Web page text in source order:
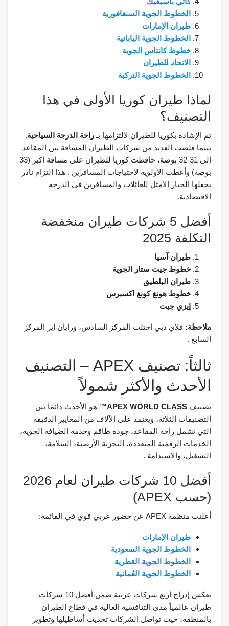
الخطوط الجوية السنغافورية
طيران الإمارات
الخطوط الجوية اليابانية
خطوط كانتاس الجوية
الاتحاد للطيران
الخطوط الجوية التركية
لماذا طيران كوريا الأولى في هذا
التصنيف؟
تم الإشادة بكوريا للطيران لالتزامها بـ راحة الدرجة السياحية.
بينما قلصت العديد من شركات الطيران المسافة بين المقاعد
إلى 31-32 بوصة، حافظت كوريا للطيران على مسافة أكبر (33
بوصة) وأعطت الأولوية لاحتياجات المسافرين . هذا التزام نادر
يجعلها الخيار الأمثل للعائلات والمسافرين في الدرجة
الاقتصادية.
أفضل 5 شركات طيران منخفضة
التكلفة 2025
طيران آسيا
خطوط جيت ستار الجوية
طيران البلطيق
خطوط هونغ كونغ اكسبرس
إيزي جيت
ملاحظة: فلاي دبي احتلت المركز السادس، ورايان إير المركز
السابع .
ثالثاً: تصنيف APEX – التصنيف
الأحدث والأكثر شمولاً
تصنيف APEX WORLD CLASS™
هو الأحدث دائمًا بين
التصنيفات الثلاثة، ويعتمد على الآلاف من المعايير الدقيقة
التي تشمل راحة المقاعد، جودة طاقم وخدمة الضيافة الجوية،
الخدمات الرقمية المتعددة، التجربة الأرضية، السلامة،
التشغيل، والاستدامة .
أفضل 10 شركات طيران لعام 2026
(حسب APEX)
أعلنت منظمة APEX عن حضور عربي قوي في القائمة:
طيران الإمارات
الخطوط الجوية السعودية
الخطوط الجوية القطرية
الخطوط الجوية العُمانية
يعكس إدراج أربع شركات عربية ضمن أفضل 10 شركات
طيران عالمياً مدى التنافسية العالية في قطاع الطيران
بالمنطقة، حيث تواصل الشركات تحديث أساطيلها وتطوير